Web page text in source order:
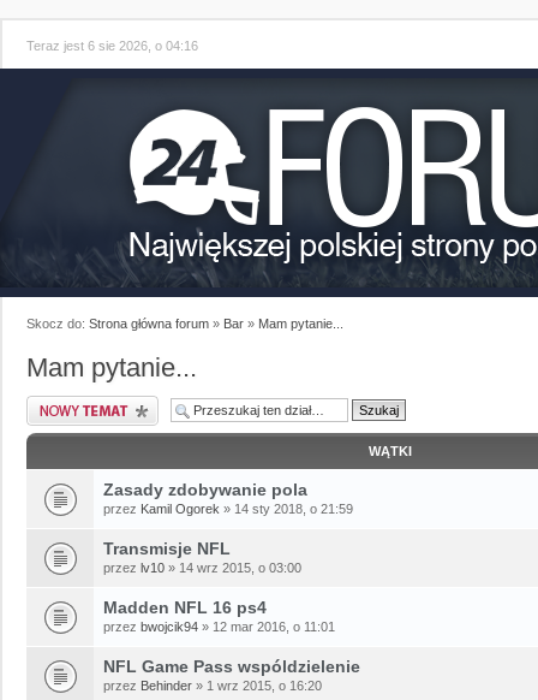
Teraz jest 6 sie 2026, o 04:16
Skocz do: Strona główna forum » Bar » Mam pytanie...
Mam pytanie...
WĄTKI
Zasady zdobywanie pola
przez Kamil Ogorek » 14 sty 2018, o 21:59
Transmisje NFL
przez lv10 » 14 wrz 2015, o 03:00
Madden NFL 16 ps4
przez bwojcik94 » 12 mar 2016, o 11:01
NFL Game Pass wspóldzielenie
przez Behinder » 1 wrz 2015, o 16:20